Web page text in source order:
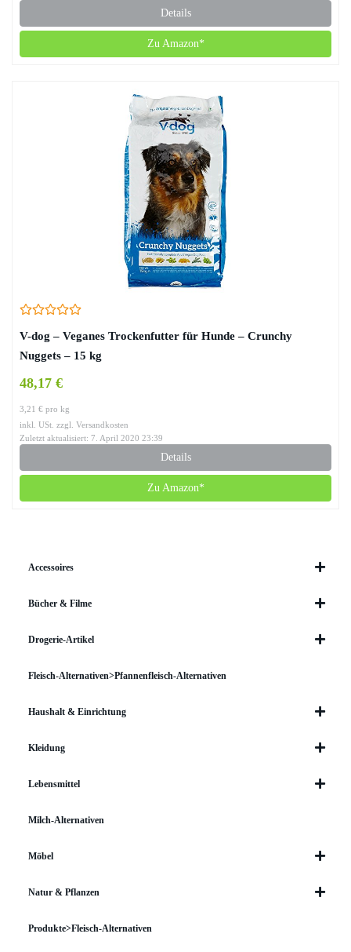
Details
Zu Amazon*
V-dog – Veganes Trockenfutter für Hunde – Crunchy
Nuggets – 15 kg
48,17 €
3,21 € pro kg
inkl. USt. zzgl. Versandkosten
Zuletzt aktualisiert: 7. April 2020 23:39
Details
Zu Amazon*
Accessoires
Bücher & Filme
Drogerie-Artikel
Fleisch-Alternativen>Pfannenfleisch-Alternativen
Haushalt & Einrichtung
Kleidung
Lebensmittel
Milch-Alternativen
Möbel
Natur & Pflanzen
Produkte>Fleisch-Alternativen